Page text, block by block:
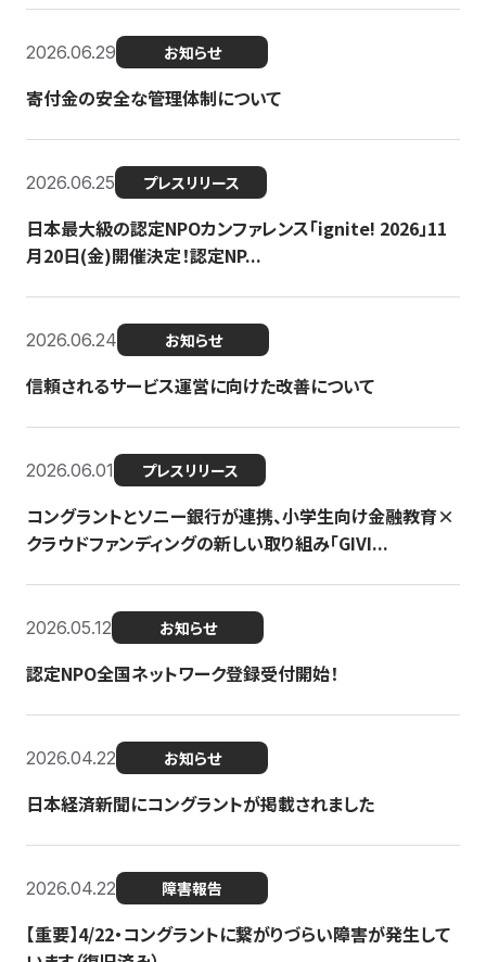
2026.06.29 お知らせ
寄付金の安全な管理体制について
2026.06.25 プレスリリース
日本最大級の認定NPOカンファレンス「ignite! 2026」11
月20日(金)開催決定！認定NP...
2026.06.24 お知らせ
信頼されるサービス運営に向けた改善について
2026.06.01 プレスリリース
コングラントとソニー銀行が連携、小学生向け金融教育×
クラウドファンディングの新しい取り組み「GIVI...
2026.05.12 お知らせ
認定NPO全国ネットワーク登録受付開始！
2026.04.22 お知らせ
日本経済新聞にコングラントが掲載されました
2026.04.22 障害報告
【重要】4/22・コングラントに繋がりづらい障害が発生して